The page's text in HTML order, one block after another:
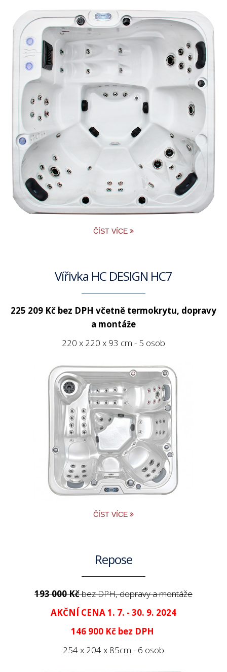
ČÍST VÍCE
Vířivka HC DESIGN HC7
225 209 Kč bez DPH včetně termokrytu, dopravy
a montáže
220 x 220 x 93 cm - 5 osob
ČÍST VÍCE
Repose
193 000 Kčbez DPH, dopravy a montáže
AKČNÍ CENA 1. 7. - 30. 9. 2024
146 900 Kč bez DPH
254 x 204 x 85cm - 6 osob